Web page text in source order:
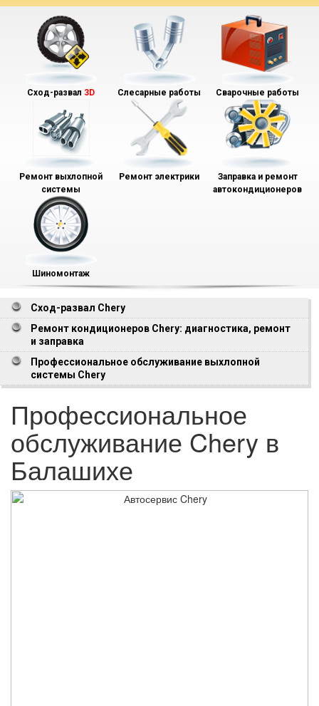
Сход-развал 3D Слесарные работы Сварочные работы
Ремонт выхлопной
системы
Ремонт электрики
Заправка и ремонт
автокондиционеров
Шиномонтаж
Сход-развал Chery
Ремонт кондиционеров Chery: диагностика, ремонт
и заправка
Профессиональное обслуживание выхлопной
системы Chery
Профессиональное
обслуживание Chery в
Балашихе